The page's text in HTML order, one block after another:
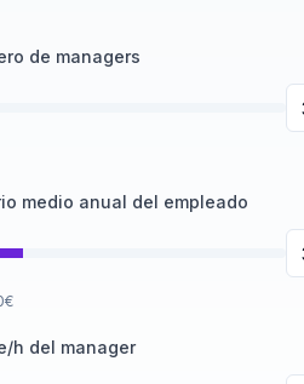
de managers
medio anual del empleado
€
h del manager